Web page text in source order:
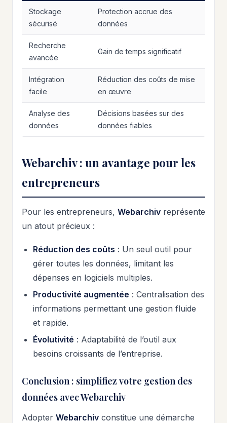
Stockage
sécurisé
Protection accrue des
données
Recherche
avancée
Gain de temps significatif
Intégration
facile
Réduction des coûts de mise
en œuvre
Analyse des
données
Décisions basées sur des
données fiables
Webarchiv : un avantage pour les
entrepreneurs
Pour les entrepreneurs, Webarchiv représente
un atout précieux :
Réduction des coûts : Un seul outil pour
gérer toutes les données, limitant les
dépenses en logiciels multiples.
Productivité augmentée : Centralisation des
informations permettant une gestion fluide
et rapide.
Évolutivité : Adaptabilité de l’outil aux
besoins croissants de l’entreprise.
Conclusion : simplifiez votre gestion des
données avec Webarchiv
Adopter Webarchiv constitue une démarche